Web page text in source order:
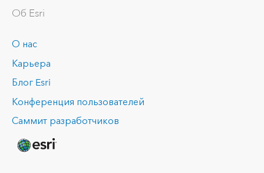
Об Esri
О нас
Карьера
Блог Esri
Конференция пользователей
Саммит разработчиков